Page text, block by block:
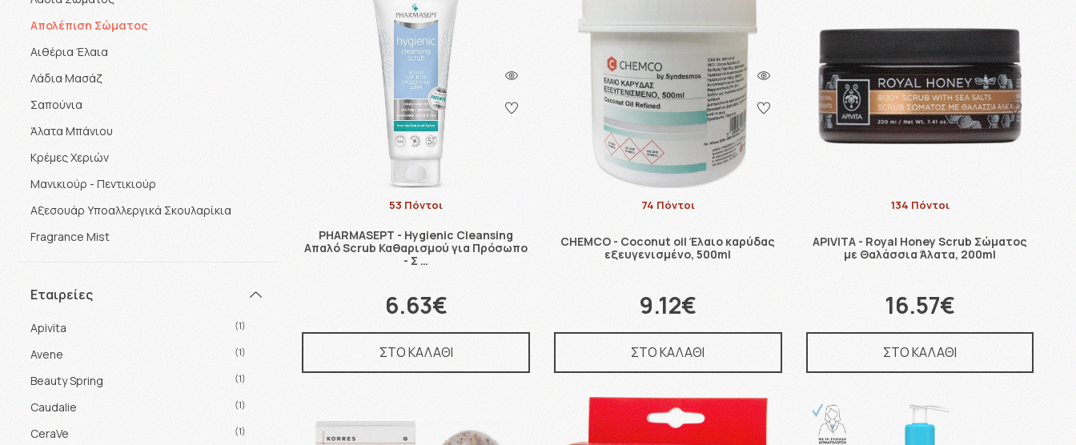
Απολέπιση Σώματος
Αιθέρια Έλαια
Λάδια Μασάζ
Σαπούνια
Άλατα Μπάνιου
Κρέμες Χεριών
Μανικιούρ - Πεντικιούρ
Αξεσουάρ Υποαλλεργικά Σκουλαρίκια
Fragrance Mist
Εταιρείες
Apivita (1)
Avene (1)
Beauty Spring (1)
Caudalie (1)
CeraVe (1)
53 Πόντοι
PHARMASEPT - Hygienic Cleansing
Απαλό Scrub Καθαρισμού για Πρόσωπο
- Σ …
6.63€
ΣΤΟ ΚΑΛΑΘΙ
74 Πόντοι
CHEMCO - Coconut oil Έλαιο καρύδας
εξευγενισμένο, 500ml
9.12€
ΣΤΟ ΚΑΛΑΘΙ
134 Πόντοι
APIVITA - Royal Honey Scrub Σώματος
με Θαλάσσια Άλατα, 200ml
16.57€
ΣΤΟ ΚΑΛΑΘΙ